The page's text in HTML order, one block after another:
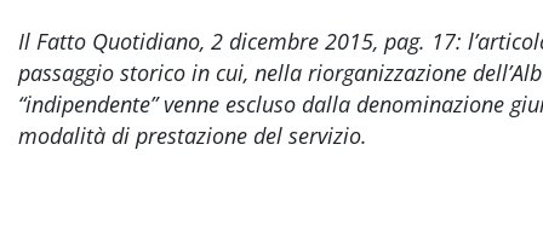
Il Fatto Quotidiano, 2 dicembre 2015, pag. 17:
passaggio storico in cui, nella riorganizzazione
“indipendente” venne escluso dalla denominazione
modalità di prestazione del servizio.